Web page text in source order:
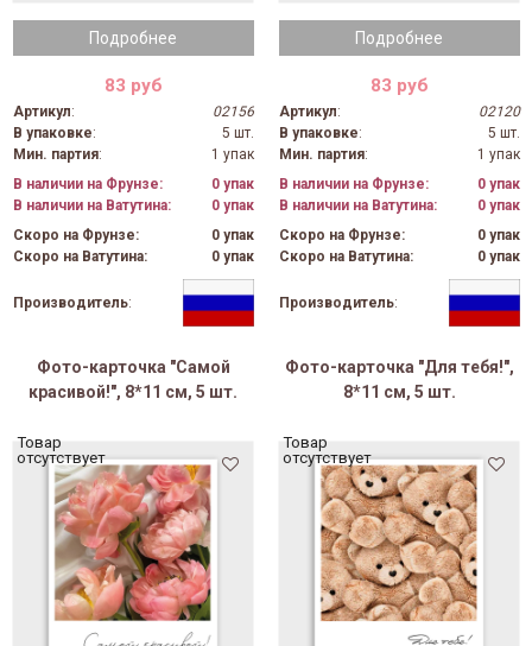
Подробнее
83 руб
Артикул:
02156
В упаковке:
5 шт.
Мин. партия:
1 упак
В наличии на Фрунзе:
0 упак
В наличии на Ватутина:
0 упак
Скоро на Фрунзе:
0 упак
Скоро на Ватутина:
0 упак
Производитель:
Подробнее
83 руб
Артикул:
02120
В упаковке:
5 шт.
Мин. партия:
1 упак
В наличии на Фрунзе:
0 упак
В наличии на Ватутина:
0 упак
Скоро на Фрунзе:
0 упак
Скоро на Ватутина:
0 упак
Производитель:
Фото-карточка "Самой
красивой!", 8*11 см, 5 шт.
Товар
отсутствует
Фото-карточка "Для тебя!",
8*11 см, 5 шт.
Товар
отсутствует